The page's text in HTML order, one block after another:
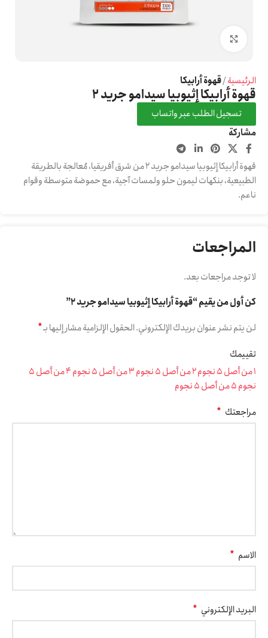
الرئيسية قهوة أرابيكا
قهوة أرابيكا إثيوبيا سيدامو جريد 2
تسجيل الطلب عبر واتساب
مشاركة
قهوة أرابيكا إثيوبيا سيدامو جريد 2 من شرق أفريقيا، مُعالجة بالطريقة
الطبيعية، بنكهات ليمون حلو ولمسات آجية، مع حموضة متوسطة وقوام
ناعم.
المراجعات
لا توجد مراجعات بعد.
كن أول من يقيم “قهوة أرابيكا إثيوبيا سيدامو جريد 2”
لن يتم نشر عنوان بريدك الإلكتروني.الحقول الإلزامية مشار إليها بـ*
تقييمك
1 من أصل 5 نجوم
2 من أصل 5 نجوم 3 من أصل 5 نجوم
4 من أصل 5
نجوم5 من أصل 5 نجوم
مراجعتك *
الاسم *
البريد الإلكتروني *